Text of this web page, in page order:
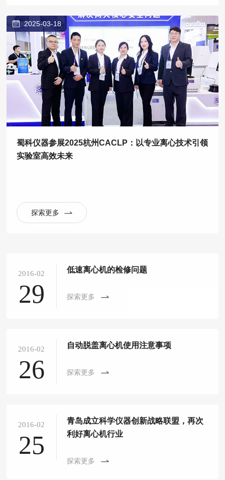
2025-03-18
蜀科仪器参展2025杭州CACLP：以专业离心技术引领
实验室高效未来
探索更多
2016-02
29
低速离心机的检修问题
探索更多
2016-02
26
自动脱盖离心机使用注意事项
探索更多
2016-02
25
青岛成立科学仪器创新战略联盟，再次
利好离心机行业
探索更多